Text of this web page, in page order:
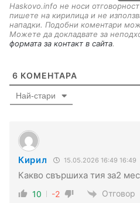
Haskovo.info не носи
пишете на кирилица и не
нападки. Подобни коментари
Можете да докладвате за
формата за контакт в сайта.
6 КОМЕНТАРА
Най-стари
Кирил 15.05.2026 16:49 16:49
Какво свършиха тия за2
10 -2 Отговор